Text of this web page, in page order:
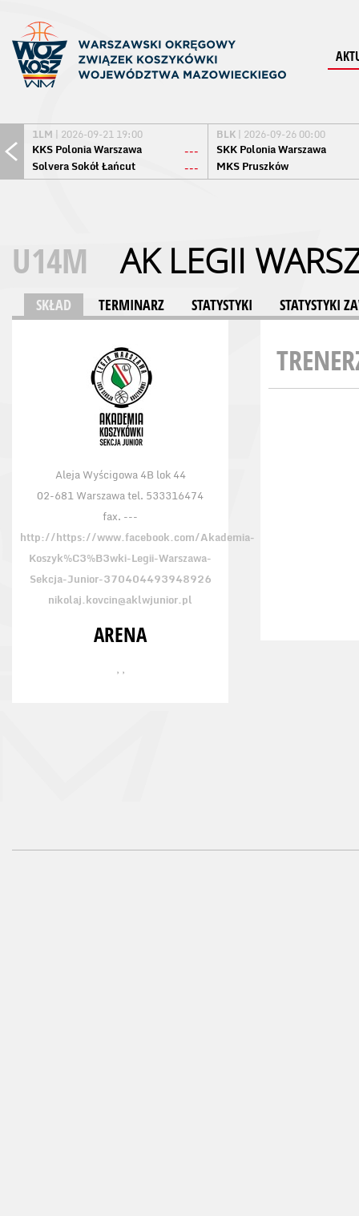
1LM | 2026-09-21 19:00
KKS Polonia Warszawa
---
Solvera Sokół Łańcut
---
BLK | 2026-09-26 00:00
SKK Polonia Warszawa
MKS Pruszków
U14M AK LEGII
SKŁAD TERMINARZ STATYSTYKI STATYSTYKI
Aleja Wyścigowa 4B lok 44
02-681 Warszawa tel. 533316474
fax. ---
http://https://www.facebook.com/Akademia-
Koszyk%C3%B3wki-Legii-Warszawa-
Sekcja-Junior-370404493948926
nikolaj.kovcin@aklwjunior.pl
ARENA
, ,